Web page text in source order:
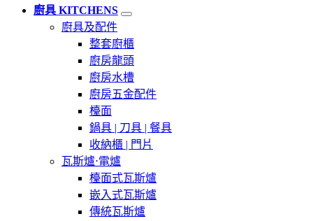
廚具 KITCHENS
廚具及配件
整套廚櫃
廚房龍頭
廚房水槽
廚房五金配件
檯面
鍋具 | 刀具 | 餐具
收納櫃 | 門片
瓦斯爐⋅電爐
檯面式瓦斯爐
嵌入式瓦斯爐
傳統瓦斯爐